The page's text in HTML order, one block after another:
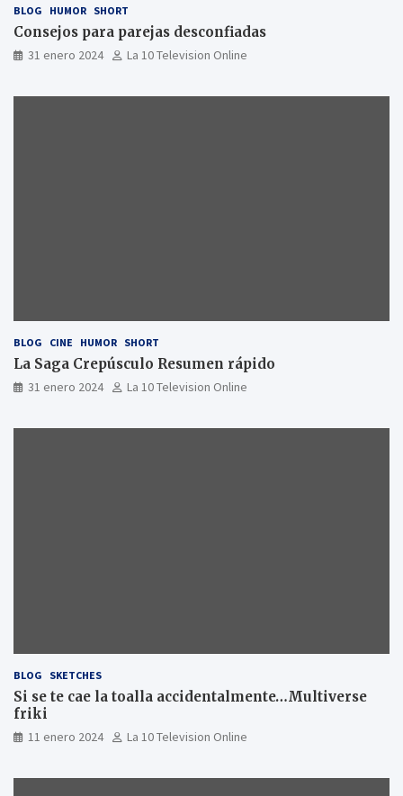
BLOG HUMOR SHORT
Consejos para parejas desconfiadas
31 enero 2024 La 10 Television Online
BLOG CINE HUMOR SHORT
La Saga Crepúsculo Resumen rápido
31 enero 2024 La 10 Television Online
BLOG SKETCHES
Si se te cae la toalla accidentalmente…Multiverse
friki
11 enero 2024 La 10 Television Online